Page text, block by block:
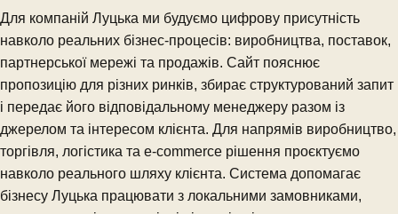
Для компаній Луцька ми будуємо цифрову присутність
навколо реальних бізнес-процесів: виробництва, поставок,
партнерської мережі та продажів. Сайт пояснює
пропозицію для різних ринків, збирає структурований запит
і передає його відповідальному менеджеру разом із
джерелом та інтересом клієнта. Для напрямів виробництво,
торгівля, логістика та e-commerce рішення проєктуємо
навколо реального шляху клієнта. Система допомагає
бізнесу Луцька працювати з локальними замовниками,